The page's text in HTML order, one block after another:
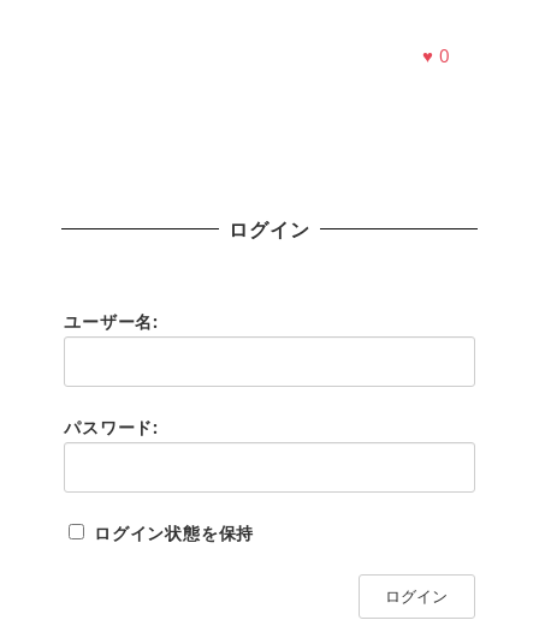
♥0
ログイン
ユーザー名:
パスワード:
ログイン状態を保持
ログイン